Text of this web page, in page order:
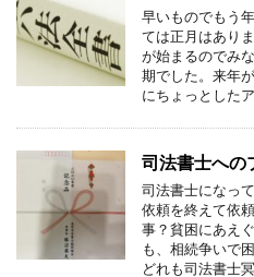
早いものでもう
ては正月はあり
が始まるのでみ
期でした。来年
にちょっとした
司法書士への
司法書士になっ
依頼を終えて依
事？貧困にあえ
も、相続争いで
どれも司法書士